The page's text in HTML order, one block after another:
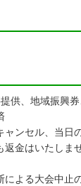
供、地域振興券
ンセル、当日
返金はいたしま
よる大会中止